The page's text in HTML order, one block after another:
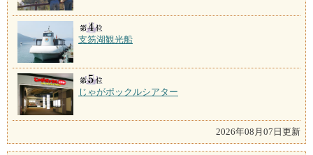
支笏湖観光船
じゃがポックルシアター
2026年08月07日更新